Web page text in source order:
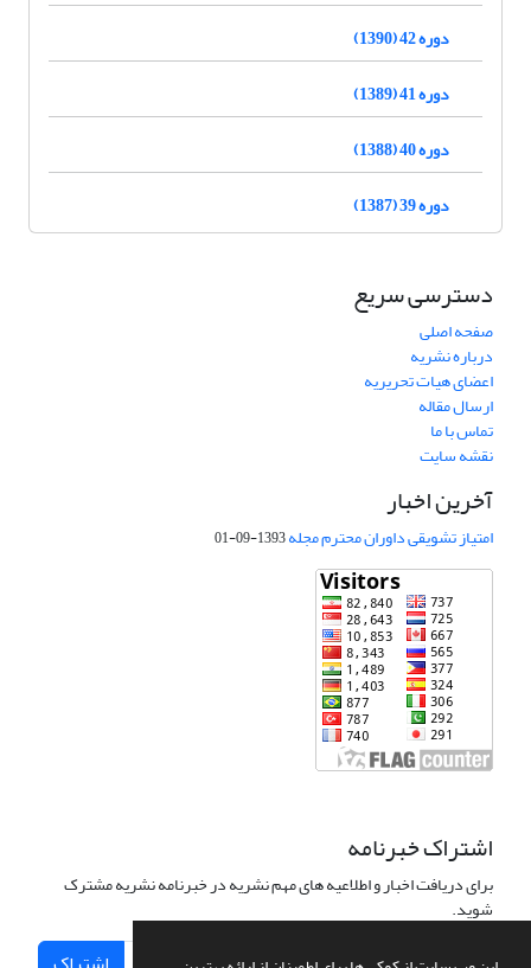
دوره 42 (1390)
دوره 41 (1389)
دوره 40 (1388)
دوره 39 (1387)
دسترسی سریع
صفحه اصلی
درباره نشریه
اعضای هیات تحریریه
ارسال مقاله
تماس با ما
نقشه سایت
آخرین اخبار
امتیاز تشویقی داوران محترم مجله1393-09-01
اشتراک خبرنامه
برای دریافت اخبار و اطلاعیه های مهم نشریه در خبرنامه نشریه مشترک
شوید.